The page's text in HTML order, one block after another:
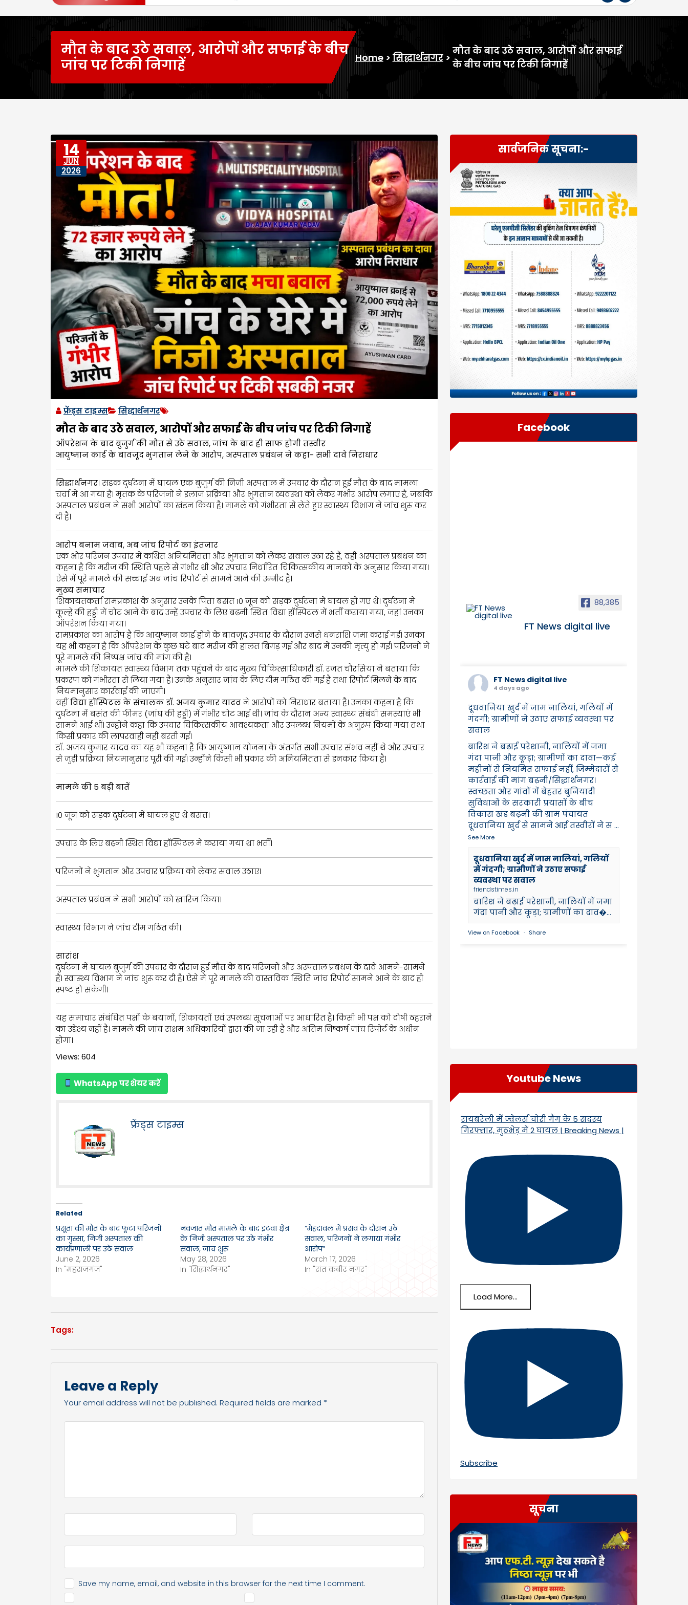
मौत के बाद उठे सवाल, आरोपों और सफाई के बीच
जांच पर टिकी निगाहें
Home> सिद्धार्थनगर>
मौत के बाद उठे सवाल, आरोपों और सफाई
के बीच जांच पर टिकी निगाहें
14
JUN
2026
फ्रेंड्स टाइम्स सिद्धार्थनगर
मौत के बाद उठे सवाल, आरोपों और सफाई के बीच जांच पर टिकी निगाहें
ऑपरेशन के बाद बुजुर्ग की मौत से उठे सवाल, जांच के बाद ही साफ होगी तस्वीर
आयुष्मान कार्ड के बावजूद भुगतान लेने के आरोप, अस्पताल प्रबंधन ने कहा- सभी दावे निराधार
सिद्धार्थनगर। सड़क दुर्घटना में घायल एक बुजुर्ग की निजी अस्पताल में उपचार के दौरान हुई मौत के बाद मामला
चर्चा में आ गया है। मृतक के परिजनों ने इलाज प्रक्रिया और भुगतान व्यवस्था को लेकर गंभीर आरोप लगाए हैं, जबकि
अस्पताल प्रबंधन ने सभी आरोपों का खंडन किया है। मामले को गंभीरता से लेते हुए स्वास्थ्य विभाग ने जांच शुरू कर
दी है।
आरोप बनाम जवाब, अब जांच रिपोर्ट का इंतजार
एक ओर परिजन उपचार में कथित अनियमितता और भुगतान को लेकर सवाल उठा रहे हैं, वहीं अस्पताल प्रबंधन का
कहना है कि मरीज की स्थिति पहले से गंभीर थी और उपचार निर्धारित चिकित्सकीय मानकों के अनुसार किया गया।
ऐसे में पूरे मामले की सच्चाई अब जांच रिपोर्ट से सामने आने की उम्मीद है।
मुख्य समाचार
शिकायतकर्ता रामप्रकाश के अनुसार उनके पिता बसंत 10 जून को सड़क दुर्घटना में घायल हो गए थे। दुर्घटना में
कूल्हे की हड्डी में चोट आने के बाद उन्हें उपचार के लिए बढ़नी स्थित विद्या हॉस्पिटल में भर्ती कराया गया, जहां उनका
ऑपरेशन किया गया।
रामप्रकाश का आरोप है कि आयुष्मान कार्ड होने के बावजूद उपचार के दौरान उनसे धनराशि जमा कराई गई। उनका
यह भी कहना है कि ऑपरेशन के कुछ घंटे बाद मरीज की हालत बिगड़ गई और बाद में उनकी मृत्यु हो गई। परिजनों ने
पूरे मामले की निष्पक्ष जांच की मांग की है।
मामले की शिकायत स्वास्थ्य विभाग तक पहुंचने के बाद मुख्य चिकित्साधिकारी डॉ. रजत चौरसिया ने बताया कि
प्रकरण को गंभीरता से लिया गया है। उनके अनुसार जांच के लिए टीम गठित की गई है तथा रिपोर्ट मिलने के बाद
नियमानुसार कार्रवाई की जाएगी।
वहींविद्या हॉस्पिटल के संचालक डॉ. अजय कुमार यादवने आरोपों को निराधार बताया है। उनका कहना है कि
दुर्घटना में बसंत की फीमर (जांघ की हड्डी) में गंभीर चोट आई थी। जांच के दौरान अन्य स्वास्थ्य संबंधी समस्याएं भी
सामने आई थीं। उन्होंने कहा कि उपचार चिकित्सकीय आवश्यकता और उपलब्ध नियमों के अनुरूप किया गया तथा
किसी प्रकार की लापरवाही नहीं बरती गई।
डॉ. अजय कुमार यादव का यह भी कहना है कि आयुष्मान योजना के अंतर्गत सभी उपचार संभव नहीं थे और उपचार
से जुड़ी प्रक्रिया नियमानुसार पूरी की गई। उन्होंने किसी भी प्रकार की अनियमितता से इनकार किया है।
मामले की 5 बड़ी बातें
10 जून को सड़क दुर्घटना में घायल हुए थे बसंत।
उपचार के लिए बढ़नी स्थित विद्या हॉस्पिटल में कराया गया था भर्ती।
परिजनों ने भुगतान और उपचार प्रक्रिया को लेकर सवाल उठाए।
अस्पताल प्रबंधन ने सभी आरोपों को खारिज किया।
स्वास्थ्य विभाग ने जांच टीम गठित की।
सारांश
दुर्घटना में घायल बुजुर्ग की उपचार के दौरान हुई मौत के बाद परिजनों और अस्पताल प्रबंधन के दावे आमने-सामने
हैं। स्वास्थ्य विभाग ने जांच शुरू कर दी है। ऐसे में पूरे मामले की वास्तविक स्थिति जांच रिपोर्ट सामने आने के बाद ही
स्पष्ट हो सकेगी।
यह समाचार संबंधित पक्षों के बयानों, शिकायतों एवं उपलब्ध सूचनाओं पर आधारित है। किसी भी पक्ष को दोषी ठहराने
का उद्देश्य नहीं है। मामले की जांच सक्षम अधिकारियों द्वारा की जा रही है और अंतिम निष्कर्ष जांच रिपोर्ट के अधीन
होगा।
Views: 604
WhatsApp पर शेयर करें
फ्रेंड्स टाइम्स
Related
प्रसूता की मौत के बाद फूटा परिजनों
का गुस्सा, निजी अस्पताल की
कार्यप्रणाली पर उठे सवाल
June 2, 2026
In "महराजगंज"
नवजात मौत मामले के बाद इटवा क्षेत्र
के निजी अस्पताल पर उठे गंभीर
सवाल, जांच शुरू
May 28, 2026
In "सिद्धार्थनगर"
“मेहदावल में प्रसव के दौरान उठे
सवाल, परिजनों ने लगाया गंभीर
आरोप”
March 17, 2026
In "संत कबीर नगर"
Tags:
Leave a Reply
Your email address will not be published. Required fields are marked *
Save my name, email, and website in this browser for the next time I comment.
सार्वजनिक सूचना:-
Facebook
88,385
FT News digital live
FT News digital live
4 days ago
दूधवानिया खुर्द में जाम नालियां, गलियों में
गंदगी; ग्रामीणों ने उठाए सफाई व्यवस्था पर
सवाल
बारिश ने बढ़ाई परेशानी, नालियों में जमा
गंदा पानी और कूड़ा; ग्रामीणों का दावा—कई
महीनों से नियमित सफाई नहीं, जिम्मेदारों से
कार्रवाई की मांग बढ़नी/सिद्धार्थनगर।
स्वच्छता और गांवों में बेहतर बुनियादी
सुविधाओं के सरकारी प्रयासों के बीच
विकास खंड बढ़नी की ग्राम पंचायत
दूधवानिया खुर्द से सामने आई तस्वीरों ने स...
See More
दूधवानिया खुर्द में जाम नालियां, गलियों
में गंदगी; ग्रामीणों ने उठाए सफाई
व्यवस्था पर सवाल
friendstimes.in
बारिश ने बढ़ाई परेशानी, नालियों में जमा
गंदा पानी और कूड़ा; ग्रामीणों का दाव�...
View on Facebook · Share
Youtube News
रायबरेली में ज्वेलर्स चोरी गैंग के 5 सदस्य
गिरफ्तार, मुठभेड़ में 2 घायल | Breaking News |
Load More...
Subscribe
सूचना